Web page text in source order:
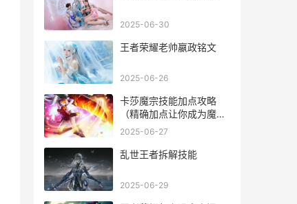
2025-06-30
王者荣耀老帅嬴政铭文
2025-06-26
卡莎魔宗技能加点攻略
（精确加点让你成为魔宗
巅峰强者）
2025-06-27
乱世王者拆解技能
2025-06-29